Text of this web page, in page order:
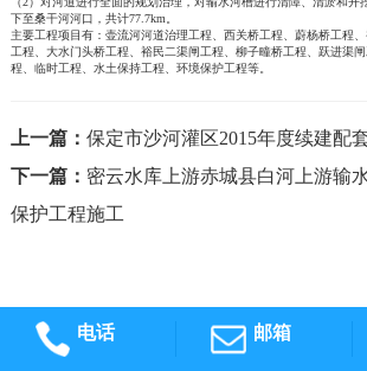
下至桑干河河口，共计77.7km。
主要工程项目有：壶流河河道治理工程、西关桥工程、蔚杨桥工程
工程、大水门头桥工程、裕民二渠闸工程、柳子疃桥工程、跃进渠
程、临时工程、水土保持工程、环境保护工程等。
上一篇： 保定市沙河灌区2015年度续建配
下一篇： 密云水库上游赤城县白河上游输
保护工程施工
电话 邮箱